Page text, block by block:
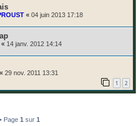
« 04 juin 2013 17:18
« 14 janv. 2012 14:14
« 29 nov. 2011 13:31
1 2
Page 1 sur 1